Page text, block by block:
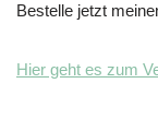
Bestelle jetzt
Hier geht es zum